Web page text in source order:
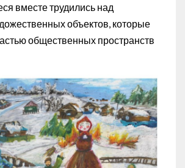
вместе трудились над
объектов, которые
общественных пространств